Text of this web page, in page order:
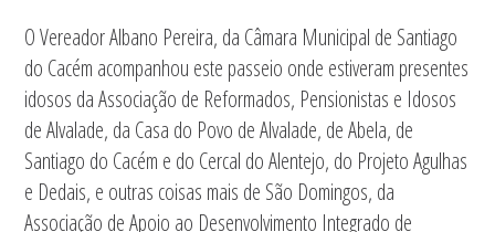
O Vereador Albano Pereira, da Câmara Municipal de Santiago
do Cacém acompanhou este passeio onde estiveram presentes
idosos da Associação de Reformados, Pensionistas e Idosos
de Alvalade, da Casa do Povo de Alvalade, de Abela, de
Santiago do Cacém e do Cercal do Alentejo, do Projeto Agulhas
e Dedais, e outras coisas mais de São Domingos, da
Associação de Apoio ao Desenvolvimento Integrado de